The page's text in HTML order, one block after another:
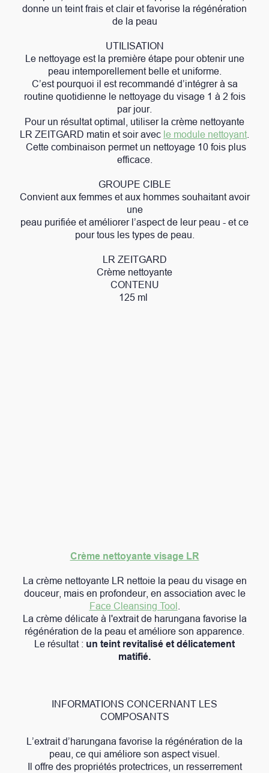
donne un teint frais et clair et favorise la régénération
de la peau
UTILISATION
Le nettoyage est la première étape pour obtenir une
peau intemporellement belle et uniforme.
C’est pourquoi il est recommandé d’intégrer à sa
routine quotidienne le nettoyage du visage 1 à 2 fois
par jour.
Pour un résultat optimal, utiliser la crème nettoyante
LR ZEITGARD matin et soir avec le module nettoyant
Cette combinaison permet un nettoyage 10 fois plus
efficace.
GROUPE CIBLE
Convient aux femmes et aux hommes souhaitant avoir
une
peau purifiée et améliorer l’aspect de leur peau - et ce
pour tous les types de peau.
LR ZEITGARD
Crème nettoyante
CONTENU
125 ml
Crème nettoyante visage LR
La crème nettoyante LR nettoie la peau du visage en
douceur, mais en profondeur, en association avec le
Face Cleansing Tool
La crème délicate à l'extrait de harungana favorise la
régénération de la peau et améliore son apparence.
Le résultat : un teint revitalisé et délicatement
matifié.
INFORMATIONS CONCERNANT LES
COMPOSANTS
L’extrait d’harungana favorise la régénération de la
peau, ce qui améliore son aspect visuel.
Il offre des propriétés protectrices, un resserrement